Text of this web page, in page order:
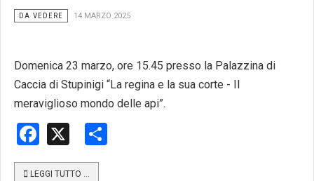
DA VEDERE 14 MARZO 2025
Domenica 23 marzo, ore 15.45 presso la Palazzina di
Caccia di Stupinigi “La regina e la sua corte - Il
meraviglioso mondo delle api”.
Facebook
LEGGI TUTTO …